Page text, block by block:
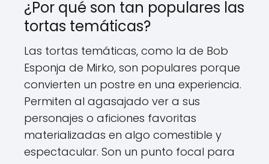
¿Por qué son tan populares las
tortas temáticas?
Las tortas temáticas, como la de Bob
Esponja de Mirko, son populares porque
convierten un postre en una experiencia.
Permiten al agasajado ver a sus
personajes o aficiones favoritas
materializadas en algo comestible y
espectacular. Son un punto focal para